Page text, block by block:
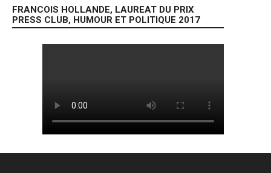
FRANCOIS HOLLANDE, LAUREAT DU PRIX
PRESS CLUB, HUMOUR ET POLITIQUE 2017